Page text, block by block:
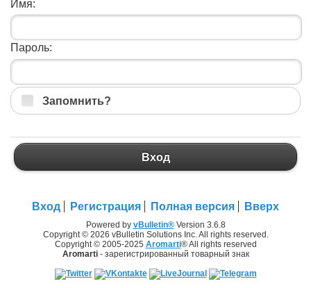
Имя:
Пароль:
Запомнить?
Вход
Вход Регистрация Полная версия Вверх
Powered by vBulletin®Version 3.6.8
Copyright © 2026 vBulletin Solutions Inc. All rights reserved.
Copyright © 2005-2025 Aromarti® All rights reserved
Aromarti- зарегистрированный товарный знак